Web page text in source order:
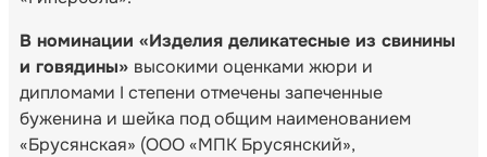
В номинации «Изделия деликатесные из свинины
и говядины» высокими оценками жюри и
дипломами I степени отмечены запеченные
буженина и шейка под общим наименованием
«Брусянская» (ООО «МПК Брусянский»,